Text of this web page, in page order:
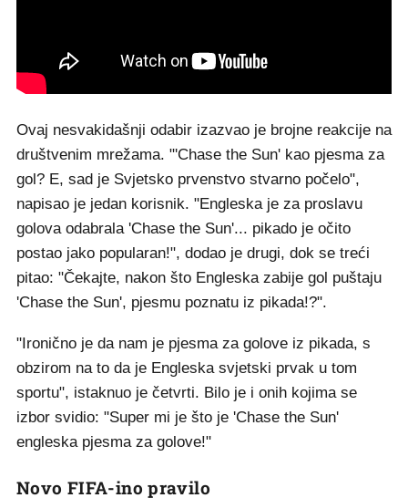
Ovaj nesvakidašnji odabir izazvao je brojne reakcije na
društvenim mrežama. "'Chase the Sun' kao pjesma za
gol? E, sad je Svjetsko prvenstvo stvarno počelo",
napisao je jedan korisnik. "Engleska je za proslavu
golova odabrala 'Chase the Sun'... pikado je očito
postao jako popularan!", dodao je drugi, dok se treći
pitao: "Čekajte, nakon što Engleska zabije gol puštaju
'Chase the Sun', pjesmu poznatu iz pikada!?".
"Ironično je da nam je pjesma za golove iz pikada, s
obzirom na to da je Engleska svjetski prvak u tom
sportu", istaknuo je četvrti. Bilo je i onih kojima se
izbor svidio: "Super mi je što je 'Chase the Sun'
engleska pjesma za golove!"
Novo FIFA-ino pravilo